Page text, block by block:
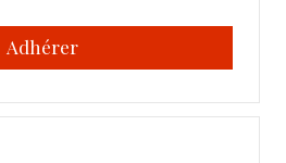
Adhérer